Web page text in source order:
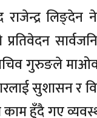
राजेन्द्र लिङ्देन
प्रतिवेदन
गुरुङले
सुशासन र
काम हुँदै गए